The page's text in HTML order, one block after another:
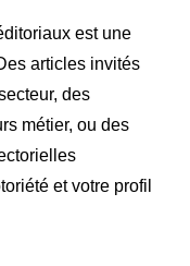
est une
articles invités
des
métier, ou des
et votre profil